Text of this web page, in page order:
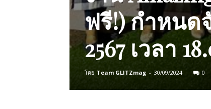
ฟรี!) กำหนด
2567 เวลา
โดย Team GLITZmag - 30/09/2024 0